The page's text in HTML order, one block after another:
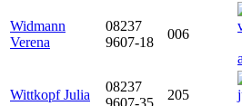
Widmann
Verena
08237
9607-18
006
Wittkopf Julia
08237
205